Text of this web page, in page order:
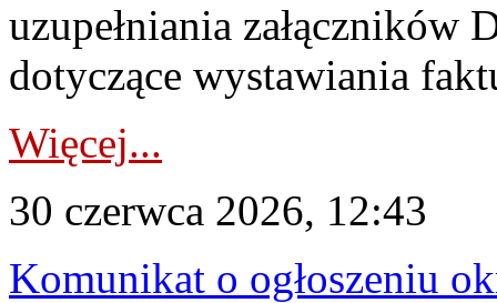
uzupełniania załączników
dotyczące wystawiania
Więcej...
30 czerwca 2026, 12:43
Komunikat o ogłoszeniu